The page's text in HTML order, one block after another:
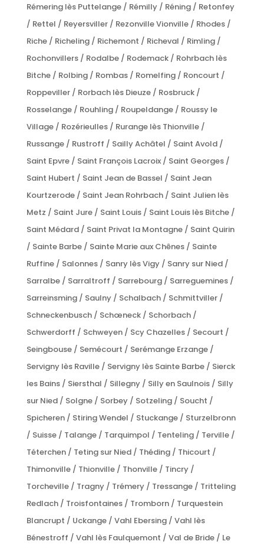
Rémering lès Puttelange / Rémilly / Réning / Retonfey
/ Rettel / Reyersviller / Rezonville Vionville / Rhodes /
Riche / Richeling / Richemont / Richeval / Rimling /
Rochonvillers / Rodalbe / Rodemack / Rohrbach lès
Bitche / Rolbing / Rombas / Romelfing / Roncourt /
Roppeviller / Rorbach lès Dieuze / Rosbruck /
Rosselange / Rouhling / Roupeldange / Roussy le
Village / Rozérieulles / Rurange lès Thionville /
Russange / Rustroff / Sailly Achâtel / Saint Avold /
Saint Epvre / Saint François Lacroix / Saint Georges /
Saint Hubert / Saint Jean de Bassel / Saint Jean
Kourtzerode / Saint Jean Rohrbach / Saint Julien lès
Metz / Saint Jure / Saint Louis / Saint Louis lès Bitche /
Saint Médard / Saint Privat la Montagne / Saint Quirin
/ Sainte Barbe / Sainte Marie aux Chênes / Sainte
Ruffine / Salonnes / Sanry lès Vigy / Sanry sur Nied /
Sarralbe / Sarraltroff / Sarrebourg / Sarreguemines /
Sarreinsming / Saulny / Schalbach / Schmittviller /
Schneckenbusch / Schœneck / Schorbach /
Schwerdorff / Schweyen / Scy Chazelles / Secourt /
Seingbouse / Semécourt / Serémange Erzange /
Servigny lès Raville / Servigny lès Sainte Barbe / Sierck
les Bains / Siersthal / Sillegny / Silly en Saulnois / Silly
sur Nied / Solgne / Sorbey / Sotzeling / Soucht /
Spicheren / Stiring Wendel / Stuckange / Sturzelbronn
/ Suisse / Talange / Tarquimpol / Tenteling / Terville /
Téterchen / Teting sur Nied / Théding / Thicourt /
Thimonville / Thionville / Thonville / Tincry /
Torcheville / Tragny / Trémery / Tressange / Tritteling
Redlach / Troisfontaines / Tromborn / Turquestein
Blancrupt / Uckange / Vahl Ebersing / Vahl lès
Bénestroff / Vahl lès Faulquemont / Val de Bride / Le